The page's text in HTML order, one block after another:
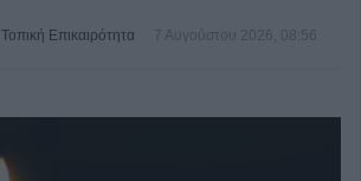
Τοπική Επικαιρότητα 7 Αυγούστου 2026, 08:56